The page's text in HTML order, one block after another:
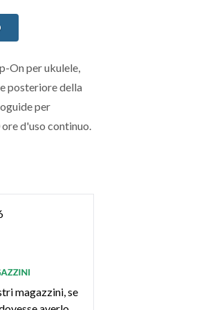
On per ukulele,
posteriore della
per
d'uso continuo.
magazzini, se